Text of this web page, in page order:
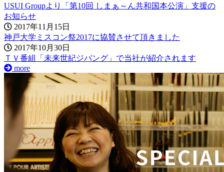
USUI Groupより「第10回 しまぁ～ん共和国本公演」支援の
お知らせ
2017年11月15日
神戸大学ミスコン祭2017に協賛させて頂きました
2017年10月30日
ＴＶ番組「未来世紀ジパング」で当社が紹介されます
more